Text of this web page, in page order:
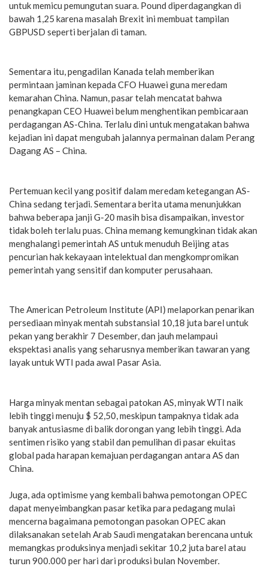
untuk memicu pemungutan suara. Pound diperdagangkan di
bawah 1,25 karena masalah Brexit ini membuat tampilan
GBPUSD seperti berjalan di taman.
Sementara itu, pengadilan Kanada telah memberikan
permintaan jaminan kepada CFO Huawei guna meredam
kemarahan China. Namun, pasar telah mencatat bahwa
penangkapan CEO Huawei belum menghentikan pembicaraan
perdagangan AS-China. Terlalu dini untuk mengatakan bahwa
kejadian ini dapat mengubah jalannya permainan dalam Perang
Dagang AS – China.
Pertemuan kecil yang positif dalam meredam ketegangan AS-
China sedang terjadi. Sementara berita utama menunjukkan
bahwa beberapa janji G-20 masih bisa disampaikan, investor
tidak boleh terlalu puas. China memang kemungkinan tidak akan
menghalangi pemerintah AS untuk menuduh Beijing atas
pencurian hak kekayaan intelektual dan mengkompromikan
pemerintah yang sensitif dan komputer perusahaan.
The American Petroleum Institute (API) melaporkan penarikan
persediaan minyak mentah substansial 10,18 juta barel untuk
pekan yang berakhir 7 Desember, dan jauh melampaui
ekspektasi analis yang seharusnya memberikan tawaran yang
layak untuk WTI pada awal Pasar Asia.
Harga minyak mentan sebagai patokan AS, minyak WTI naik
lebih tinggi menuju $ 52,50, meskipun tampaknya tidak ada
banyak antusiasme di balik dorongan yang lebih tinggi. Ada
sentimen risiko yang stabil dan pemulihan di pasar ekuitas
global pada harapan kemajuan perdagangan antara AS dan
China.
Juga, ada optimisme yang kembali bahwa pemotongan OPEC
dapat menyeimbangkan pasar ketika para pedagang mulai
mencerna bagaimana pemotongan pasokan OPEC akan
dilaksanakan setelah Arab Saudi mengatakan berencana untuk
memangkas produksinya menjadi sekitar 10,2 juta barel atau
turun 900.000 per hari dari produksi bulan November.